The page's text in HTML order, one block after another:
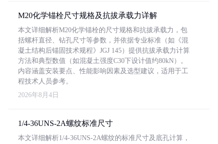
M20化学锚栓尺寸规格及抗拔承载力详解
本文详细解析M20化学锚栓的尺寸规格和抗拔承载力，包
括螺杆直径、钻孔尺寸等参数，并依据专业标准（如《混
凝土结构后锚固技术规程》JGJ 145）提供抗拔承载力计算
方法和典型数值（如混凝土强度C30下设计值约80kN）。
内容涵盖安装要点、性能影响因素及选型建议，适用于工
程技术人员参考。
2026年8月4日
1/4-36UNS-2A螺纹标准尺寸
本文详细解析1/4-36UNS-2A螺纹的标准尺寸及底孔计算，